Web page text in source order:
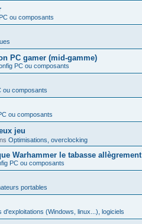
ou composants
PC gamer (mid-gamme)
PC ou composants
ou composants
ou composants
jeu
Optimisations, overclocking
Warhammer le tabasse allègrement
PC ou composants
portables
d'exploitations (Windows, linux...), logiciels